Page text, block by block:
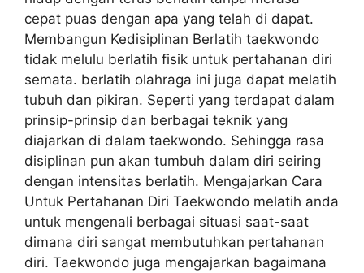
cepat puas dengan apa yang telah di dapat.
Membangun Kedisiplinan Berlatih taekwondo
tidak melulu berlatih fisik untuk pertahanan diri
semata. berlatih olahraga ini juga dapat melatih
tubuh dan pikiran. Seperti yang terdapat dalam
prinsip-prinsip dan berbagai teknik yang
diajarkan di dalam taekwondo. Sehingga rasa
disiplinan pun akan tumbuh dalam diri seiring
dengan intensitas berlatih. Mengajarkan Cara
Untuk Pertahanan Diri Taekwondo melatih anda
untuk mengenali berbagai situasi saat-saat
dimana diri sangat membutuhkan pertahanan
diri. Taekwondo juga mengajarkan bagaimana